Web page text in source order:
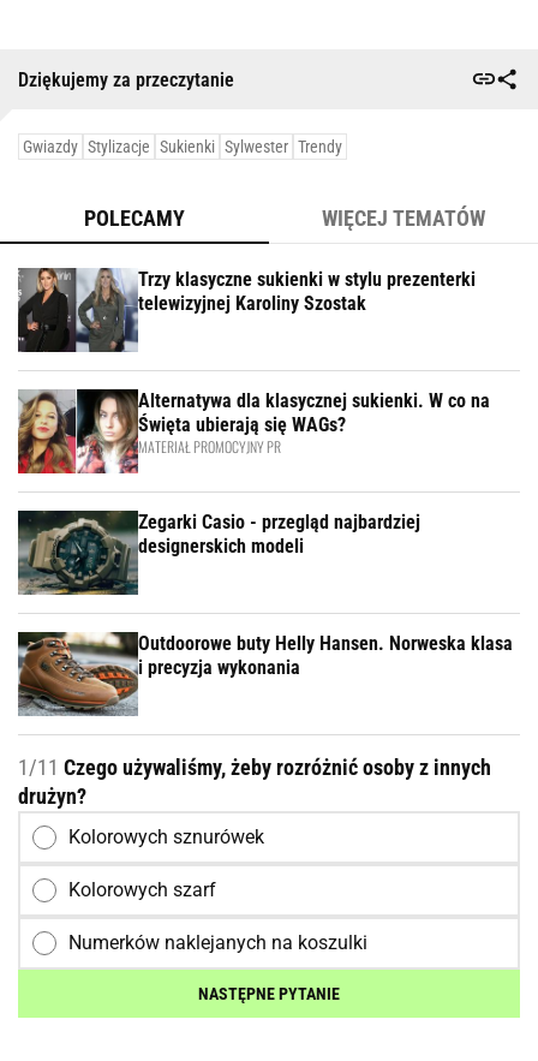
Dziękujemy za przeczytanie
Gwiazdy Stylizacje Sukienki Sylwester Trendy
POLECAMY WIĘCEJ TEMATÓW
Trzy klasyczne sukienki w stylu prezenterki
telewizyjnej Karoliny Szostak
Alternatywa dla klasycznej sukienki. W co na
Święta ubierają się WAGs?
MATERIAŁ PROMOCYJNY PR
Zegarki Casio - przegląd najbardziej
designerskich modeli
Outdoorowe buty Helly Hansen. Norweska klasa
i precyzja wykonania
1/11 Czego używaliśmy, żeby rozróżnić osoby z innych
drużyn?
Kolorowych sznurówek
Kolorowych szarf
Numerków naklejanych na koszulki
NASTĘPNE PYTANIE